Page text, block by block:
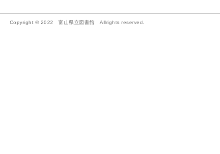
Copyright © 2022 富山県立図書館 Allrights reserved.